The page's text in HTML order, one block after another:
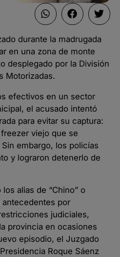
durante la madrugada
en una zona de monte
desplegado por la División
Motorizadas.
efectivos en un sector
el acusado intentó
para evitar su captura:
viejo que se
embargo, los policías
y lograron detenerlo de
alias de “Chino” o
antecedentes por
judiciales,
provincia en ocasiones
episodio, el Juzgado
Roque Sáenz